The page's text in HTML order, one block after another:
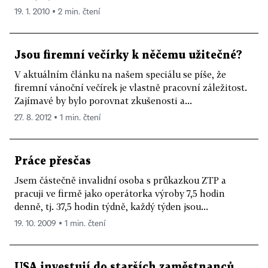
19. 1. 2010 ▪ 2 min. čtení
Jsou firemní večírky k něčemu užitečné?
V aktuálním článku na našem speciálu se píše, že
firemní vánoční večírek je vlastně pracovní záležitost.
Zajímavé by bylo porovnat zkušenosti a...
27. 8. 2012 ▪ 1 min. čtení
Práce přesčas
Jsem částečně invalidní osoba s průkazkou ZTP a
pracuji ve firmě jako operátorka výroby 7,5 hodin
denně, tj. 37,5 hodin týdně, každý týden jsou...
19. 10. 2009 ▪ 1 min. čtení